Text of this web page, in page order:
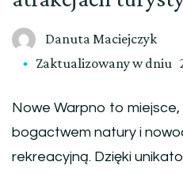
Danuta Maciejczyk
Zaktualizowany w dniu
Nowe Warpno to miejsce,
bogactwem natury i
rekreacyjną. Dzięki